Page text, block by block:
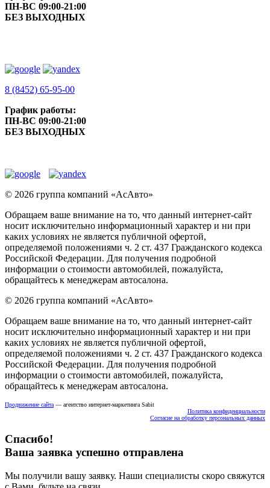
ПН-ВС 09:00-21:00
БЕЗ ВЫХОДНЫХ
8 (8452) 65-95-00
График работы:
ПН-ВС 09:00-21:00
БЕЗ ВЫХОДНЫХ
© 2026 группа компаний «‎АсАвто»
Обращаем ваше внимание на то, что данный интернет-сайт
носит исключительно информационный характер и ни при
каких условиях не является публичной офертой,
определяемой положениями ч. 2 ст. 437 Гражданского кодекса
Российской Федерации. Для получения подробной
информации о стоимости автомобилей, пожалуйста,
обращайтесь к менеджерам автосалона.
© 2026 группа компаний «‎АсАвто»
Обращаем ваше внимание на то, что данный интернет-сайт
носит исключительно информационный характер и ни при
каких условиях не является публичной офертой,
определяемой положениями ч. 2 ст. 437 Гражданского кодекса
Российской Федерации. Для получения подробной
информации о стоимости автомобилей, пожалуйста,
обращайтесь к менеджерам автосалона.
Продвижение сайта— агентство интернет-маркетинга Sabit
Политика конфиденциальности
Согласие на обработку персональных данных
Спасибо!
Ваша заявка успешно отправлена
Мы получили вашу заявку. Наши специалисты скоро свяжутся